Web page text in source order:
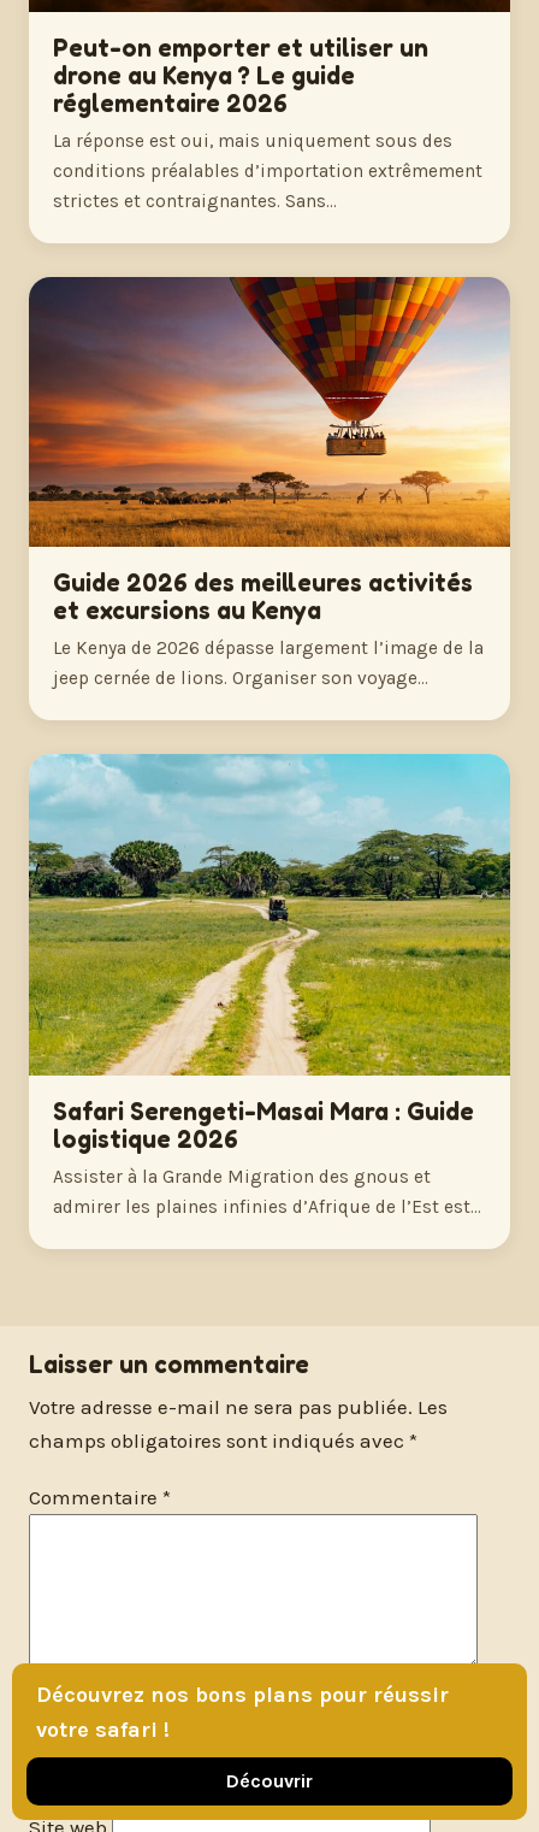
Peut-on emporter et utiliser un
drone au Kenya ? Le guide
réglementaire 2026
La réponse est oui, mais uniquement sous des
conditions préalables d’importation extrêmement
strictes et contraignantes. Sans…
Guide 2026 des meilleures activités
et excursions au Kenya
Le Kenya de 2026 dépasse largement l’image de la
jeep cernée de lions. Organiser son voyage…
Safari Serengeti-Masai Mara : Guide
logistique 2026
Assister à la Grande Migration des gnous et
admirer les plaines infinies d’Afrique de l’Est est…
Laisser un commentaire
Votre adresse e-mail ne sera pas publiée. Les
champs obligatoires sont indiqués avec *
Commentaire *
E-mail
Site web
Découvrez nos bons plans pour réussir
votre safari !
Découvrir